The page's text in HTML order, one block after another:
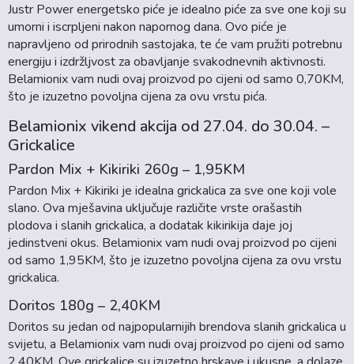
Justr Power energetsko piće je idealno piće za sve one koji su
umorni i iscrpljeni nakon napornog dana. Ovo piće je
napravljeno od prirodnih sastojaka, te će vam pružiti potrebnu
energiju i izdržljvost za obavljanje svakodnevnih aktivnosti.
Belamionix vam nudi ovaj proizvod po cijeni od samo 0,70KM,
što je izuzetno povoljna cijena za ovu vrstu pića.
Belamionix vikend akcija od 27.04. do 30.04. –
Grickalice
Pardon Mix + Kikiriki 260g – 1,95KM
Pardon Mix + Kikiriki je idealna grickalica za sve one koji vole
slano. Ova mješavina uključuje različite vrste orašastih
plodova i slanih grickalica, a dodatak kikirikija daje joj
jedinstveni okus. Belamionix vam nudi ovaj proizvod po cijeni
od samo 1,95KM, što je izuzetno povoljna cijena za ovu vrstu
grickalica.
Doritos 180g – 2,40KM
Doritos su jedan od najpopularnijih brendova slanih grickalica u
svijetu, a Belamionix vam nudi ovaj proizvod po cijeni od samo